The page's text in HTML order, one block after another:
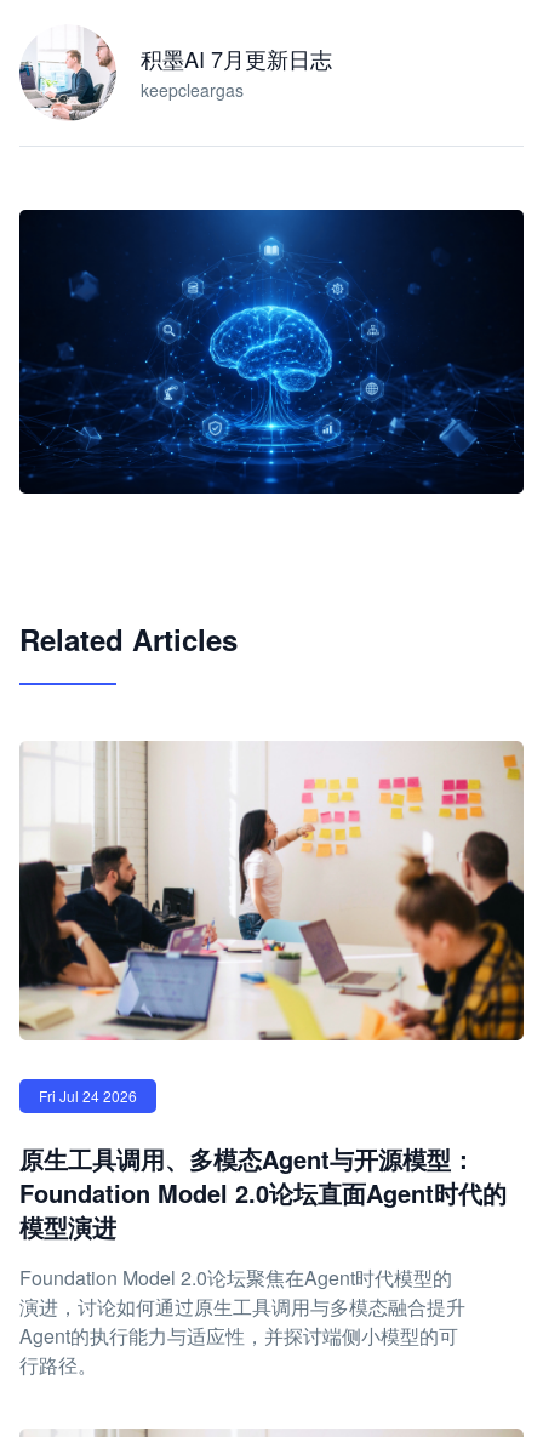
积墨AI 7月更新日志
keepcleargas
Related Articles
Fri Jul 24 2026
原生工具调用、多模态Agent与开源模型：
Foundation Model 2.0论坛直面Agent时代的
模型演进
Foundation Model 2.0论坛聚焦在Agent时代模型的
演进，讨论如何通过原生工具调用与多模态融合提升
Agent的执行能力与适应性，并探讨端侧小模型的可
行路径。